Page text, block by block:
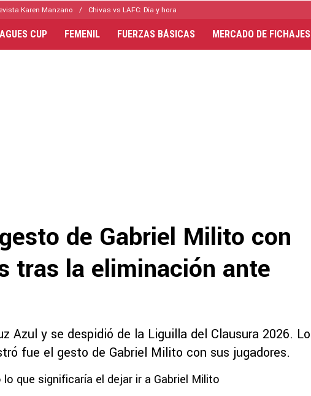
Karen Manzano Chivas vs LAFC: Día y hora
CUP FEMENIL FUERZAS BÁSICAS MERCADO DE FICHAJES
de Gabriel Milito con
tras la eliminación ante
Azul y se despidió de la Liguilla del Clausura 2026. Lo
fue el gesto de Gabriel Milito con sus jugadores.
que significaría el dejar ir a Gabriel Milito